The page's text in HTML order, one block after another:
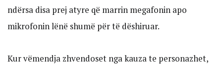
ndërsa disa prej atyre që marrin megafonin apo
mikrofonin lënë shumë për të dëshiruar.
Kur vëmendja zhvendoset nga kauza te personazhet,